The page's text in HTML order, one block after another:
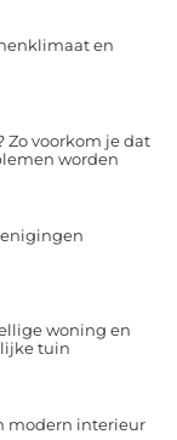
en
Zo voorkom je dat
worden
woning en
tuin
modern interieur